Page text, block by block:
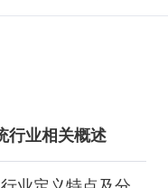
行业相关概述